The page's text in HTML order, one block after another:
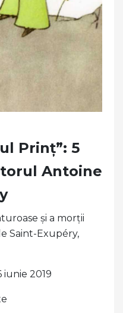
Prinț”: 5
Antoine
și a morții
Saint-Exupéry,
iunie 2019